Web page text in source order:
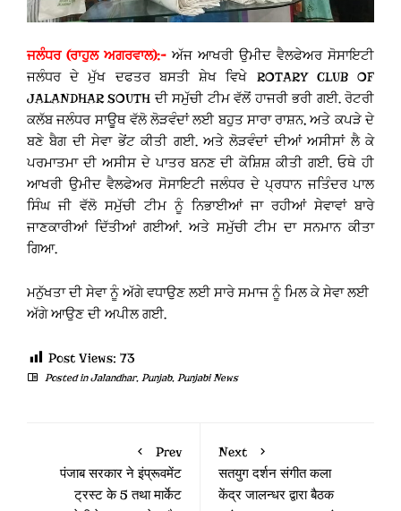
ਜਲੰਧਰ (ਰਾਹੁਲ ਅਗਰਵਾਲ):- ਅੱਜ ਆਖਰੀ ਉਮੀਦ ਵੈਲਫੇਅਰ ਸੋਸਾਇਟੀ
ਜਲੰਧਰ ਦੇ ਮੁੱਖ ਦਫਤਰ ਬਸਤੀ ਸ਼ੇਖ ਵਿਖੇ ROTARY CLUB OF
JALANDHAR SOUTH ਦੀ ਸਮੁੱਚੀ ਟੀਮ ਵੱਲੋਂ ਹਾਜਰੀ ਭਰੀ ਗਈ. ਰੋਟਰੀ
ਕਲੱਬ ਜਲੰਧਰ ਸਾਊਥ ਵੱਲੋ ਲੋੜਵੰਦਾਂ ਲਈ ਬਹੁਤ ਸਾਰਾ ਰਾਸ਼ਨ, ਅਤੇ ਕਪੜੇ ਦੇ
ਬਣੇ ਬੈਗ ਦੀ ਸੇਵਾ ਭੇਂਟ ਕੀਤੀ ਗਈ. ਅਤੇ ਲੋੜਵੰਦਾਂ ਦੀਆਂ ਅਸੀਸਾਂ ਲੈ ਕੇ
ਪਰਮਾਤਮਾ ਦੀ ਅਸੀਸ ਦੇ ਪਾਤਰ ਬਨਣ ਦੀ ਕੋਸ਼ਿਸ਼ ਕੀਤੀ ਗਈ. ਓਥੇ ਹੀ
ਆਖਰੀ ਉਮੀਦ ਵੈਲਫੇਅਰ ਸੋਸਾਇਟੀ ਜਲੰਧਰ ਦੇ ਪ੍ਰਧਾਨ ਜਤਿੰਦਰ ਪਾਲ
ਸਿੰਘ ਜੀ ਵੱਲੋ ਸਮੁੱਚੀ ਟੀਮ ਨੂੰ ਨਿਭਾਈਆਂ ਜਾ ਰਹੀਆਂ ਸੇਵਾਵਾਂ ਬਾਰੇ
ਜਾਣਕਾਰੀਆਂ ਦਿੱਤੀਆਂ ਗਈਆਂ. ਅਤੇ ਸਮੁੱਚੀ ਟੀਮ ਦਾ ਸਨਮਾਨ ਕੀਤਾ
ਗਿਆ.
ਮਨੁੱਖਤਾ ਦੀ ਸੇਵਾ ਨੂੰ ਅੱਗੇ ਵਧਾਉਣ ਲਈ ਸਾਰੇ ਸਮਾਜ ਨੂੰ ਮਿਲ ਕੇ ਸੇਵਾ ਲਈ
ਅੱਗੇ ਆਉਣ ਦੀ ਅਪੀਲ ਗਈ.
Post Views: 73
Posted inJalandhar, Punjab, Punjabi News
Prev
पंजाब सरकार ने इंप्रूवमेंट
ट्रस्ट के 5 तथा मार्केट
Next
सतयुग दर्शन संगीत कला
केंद्र जालन्धर द्वारा बैठक